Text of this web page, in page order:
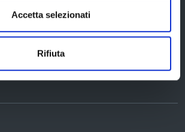
Accetta selezionati
Rifiuta